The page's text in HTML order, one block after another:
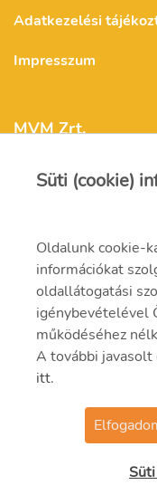
Adatkezelési
Impresszum
MVM Zrt.
1031 Budapest,
Szentendrei út 207-
(06-1) 304-2000
Süti (cookie)
Oldalunk cookie-
információkat
oldallátogatási
igénybevételével
működéséhez
A további
itt.